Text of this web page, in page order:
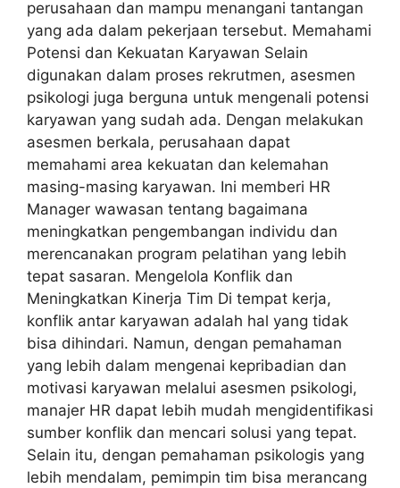
perusahaan dan mampu menangani tantangan
yang ada dalam pekerjaan tersebut. Memahami
Potensi dan Kekuatan Karyawan Selain
digunakan dalam proses rekrutmen, asesmen
psikologi juga berguna untuk mengenali potensi
karyawan yang sudah ada. Dengan melakukan
asesmen berkala, perusahaan dapat
memahami area kekuatan dan kelemahan
masing-masing karyawan. Ini memberi HR
Manager wawasan tentang bagaimana
meningkatkan pengembangan individu dan
merencanakan program pelatihan yang lebih
tepat sasaran. Mengelola Konflik dan
Meningkatkan Kinerja Tim Di tempat kerja,
konflik antar karyawan adalah hal yang tidak
bisa dihindari. Namun, dengan pemahaman
yang lebih dalam mengenai kepribadian dan
motivasi karyawan melalui asesmen psikologi,
manajer HR dapat lebih mudah mengidentifikasi
sumber konflik dan mencari solusi yang tepat.
Selain itu, dengan pemahaman psikologis yang
lebih mendalam, pemimpin tim bisa merancang